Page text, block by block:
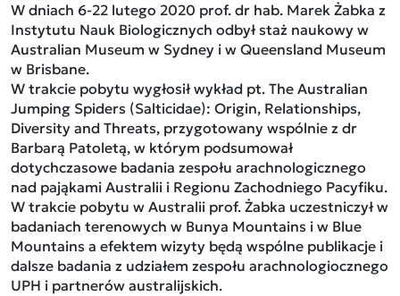
W dniach 6-22 lutego 2020 prof. dr hab. Marek Żabka z
Instytutu Nauk Biologicznych odbył staż naukowy w
Australian Museum w Sydney i w Queensland Museum
w Brisbane.
W trakcie pobytu wygłosił wykład pt. The Australian
Jumping Spiders (Salticidae): Origin, Relationships,
Diversity and Threats, przygotowany wspólnie z dr
Barbarą Patoletą, w którym podsumował
dotychczasowe badania zespołu arachnologicznego
nad pająkami Australii i Regionu Zachodniego Pacyfiku.
W trakcie pobytu w Australii prof. Żabka uczestniczył w
badaniach terenowych w Bunya Mountains i w Blue
Mountains a efektem wizyty będą wspólne publikacje i
dalsze badania z udziałem zespołu arachnologiocznego
UPH i partnerów australijskich.